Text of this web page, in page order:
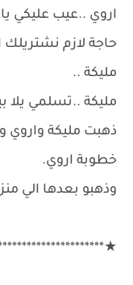
اروي ..عيب عليكي
حاجة لازم
مليكة ..
مليكة ..تسلمي يلا
ذهبت مليكة واروي
خطوبة اروي.
وذهبو بعدها الي